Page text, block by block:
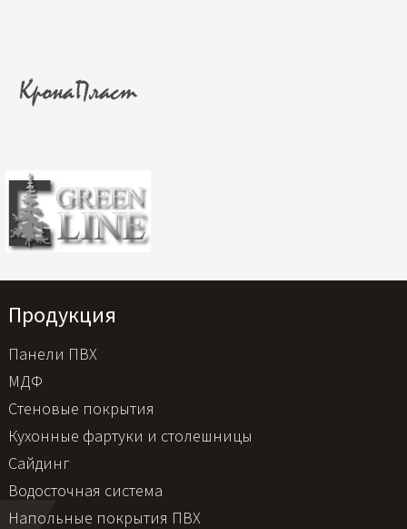
Продукция
Панели ПВХ
МДФ
Стеновые покрытия
Кухонные фартуки и столешницы
Сайдинг
Водосточная система
Напольные покрытия ПВХ